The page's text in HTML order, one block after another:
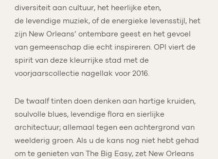
diversiteit aan cultuur, het heerlijke eten,
de levendige muziek, of de energieke levensstijl, het
zijn New Orleans’ ontembare geest en het gevoel
van gemeenschap die echt inspireren. OPI viert de
spirit van deze kleurrijke stad met de
voorjaarscollectie nagellak voor 2016.
De twaalf tinten doen denken aan hartige kruiden,
soulvolle blues, levendige flora en sierlijke
architectuur; allemaal tegen een achtergrond van
weelderig groen. Als u de kans nog niet hebt gehad
om te genieten van The Big Easy, zet New Orleans